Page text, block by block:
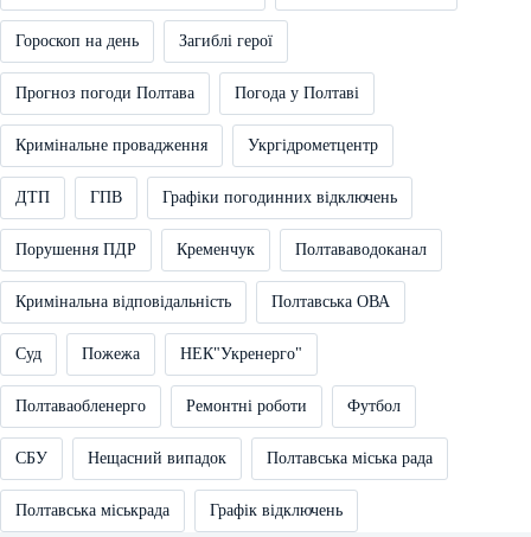
Гороскоп на день Загиблі герої
Прогноз погоди Полтава Погода у Полтаві
Кримінальне провадження Укргідрометцентр
ДТП ГПВ Графіки погодинних відключень
Порушення ПДР Кременчук Полтававодоканал
Кримінальна відповідальність Полтавська ОВА
Суд Пожежа НЕК"Укренерго"
Полтаваобленерго Ремонтні роботи Футбол
СБУ Нещасний випадок Полтавська міська рада
Полтавська міськрада Графік відключень